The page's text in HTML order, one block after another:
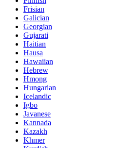
Frisian
Galician
Georgian
Gujarati
Haitian
Hausa
Hawaiian
Hebrew
Hmong
Hungarian
Icelandic
Igbo
Javanese
Kannada
Kazakh
Khmer